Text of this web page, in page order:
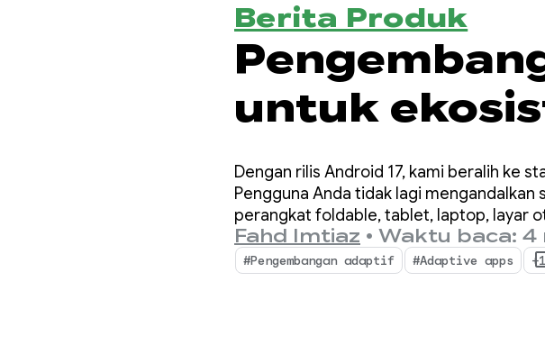
Berita Produk
untuk
yang terus
Dengan rilis Android 17, kami beralih ke
Pengguna Anda tidak lagi
perangkat foldable, tablet, laptop, layar
Fahd Imtiaz • Waktu baca: 4
#Pengembangan adaptif #Adaptive apps +1